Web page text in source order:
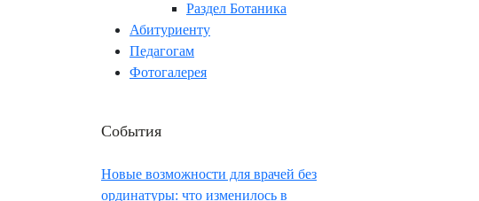
Раздел Ботаника
Абитуриенту
Педагогам
Фотогалерея
События
Новые возможности для врачей без
ординатуры: что изменилось в